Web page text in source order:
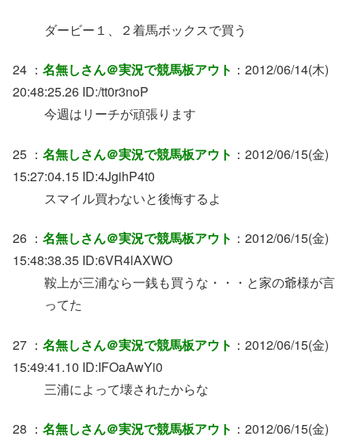
ダービー１、２着馬ボックスで買う
24 ： 名無しさん＠実況で競馬板アウト ：2012/06/14(木)
20:48:25.26 ID:/tt0r3noP
今週はリーチが頑張ります
25 ： 名無しさん＠実況で競馬板アウト ：2012/06/15(金)
15:27:04.15 ID:4JgihP4t0
スマイル買わないと後悔するよ
26 ： 名無しさん＠実況で競馬板アウト ：2012/06/15(金)
15:48:38.35 ID:6VR4lAXWO
鞍上が三浦なら一銭も買うな・・・と家の爺様が言
ってた
27 ： 名無しさん＠実況で競馬板アウト ：2012/06/15(金)
15:49:41.10 ID:IFOaAwYi0
三浦によって壊されたからな
28 ： 名無しさん＠実況で競馬板アウト ：2012/06/15(金)